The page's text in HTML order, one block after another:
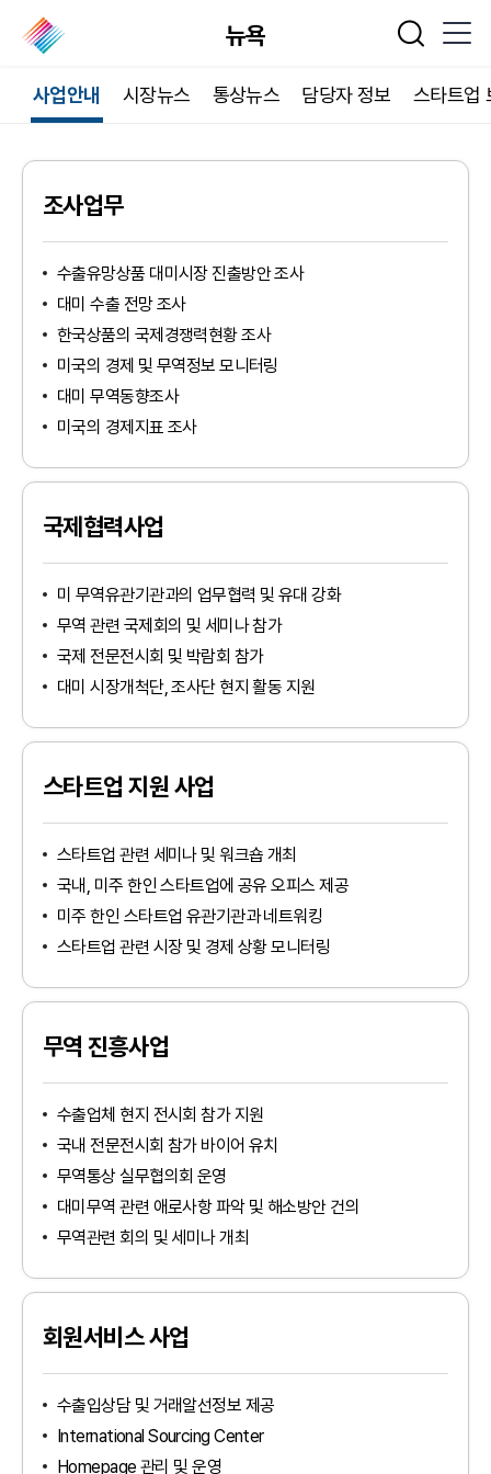
뉴욕 통합검색
사업안내 시장뉴스 통상뉴스 담당자 정보 스타트업
조사업무
수출유망상품 대미시장 진출방안 조사
대미 수출 전망 조사
한국상품의 국제경쟁력현황 조사
미국의 경제 및 무역정보 모니터링
대미 무역동향조사
미국의 경제지표 조사
국제협력사업
미 무역유관기관과의 업무협력 및 유대 강화
무역 관련 국제회의 및 세미나 참가
국제 전문전시회 및 박람회 참가
대미 시장개척단, 조사단 현지 활동 지원
스타트업 지원 사업
스타트업 관련 세미나 및 워크숍 개최
국내, 미주 한인 스타트업에 공유 오피스 제공
미주 한인 스타트업 유관기관과 네트워킹
스타트업 관련 시장 및 경제 상황 모니터링
무역 진흥사업
수출업체 현지 전시회 참가 지원
국내 전문전시회 참가 바이어 유치
무역통상 실무협의회 운영
대미무역 관련 애로사항 파악 및 해소방안 건의
무역관련 회의 및 세미나 개최
회원서비스 사업
수출입상담 및 거래알선정보 제공
International Sourcing Center
Homepage 관리 및 운영
인천지역본부
경기북부지역본부
tradeKorea